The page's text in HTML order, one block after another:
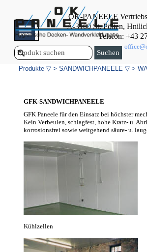
OK-PANEELE
A-3100 St. Pölten,
Telefon: +43
Suchen
Menü überspringen
Produkte ▽ >SANDWICHPANEELE ▽ >
GFK-SANDWICHPANEELE
GFK Paneele für den Einsatz bei höchster
Kein Verbeulen, schlagfest, hohe Kratz- u.
korrosionsfrei sowie weitgehend säure- u.
Kühlzellen